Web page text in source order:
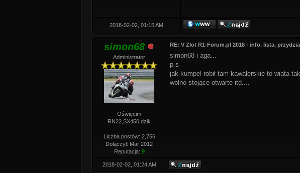
2018-02-02, 01:15 AM
simon68
Administrator
Oświęcim
RN22,SX450,dzik
Liczba postów: 2,766
Dołączył: Mar 2012
Reputacja: 9
RE: V Zlot R1-Forum.pl 2018 - info, lista,
simon68 i aga...
p.s
jak kumpel robił tam kawalerskie to wiata
wolno stojące otwarte itd....
2018-02-02, 01:24 AM